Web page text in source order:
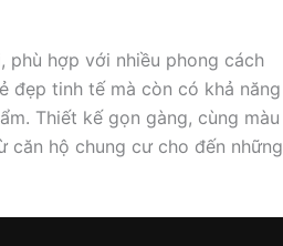
phù hợp với nhiều phong cách
đẹp tinh tế mà còn có khả năng
Thiết kế gọn gàng, cùng màu
căn hộ chung cư cho đến những